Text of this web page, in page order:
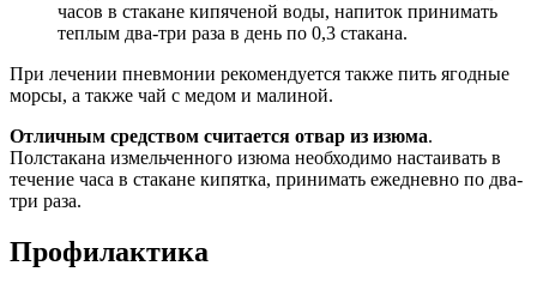
часов в стакане кипяченой воды, напиток принимать
теплым два-три раза в день по 0,3 стакана.
При лечении пневмонии рекомендуется также пить ягодные
морсы, а также чай с медом и малиной.
Отличным средством считается отвар из изюма.
Полстакана измельченного изюма необходимо настаивать в
течение часа в стакане кипятка, принимать ежедневно по два-
три раза.
Профилактика